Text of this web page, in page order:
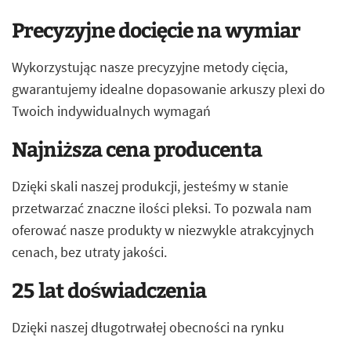
Precyzyjne docięcie na wymiar
Wykorzystując nasze precyzyjne metody cięcia,
gwarantujemy idealne dopasowanie arkuszy plexi do
Twoich indywidualnych wymagań
Najniższa cena producenta
Dzięki skali naszej produkcji, jesteśmy w stanie
przetwarzać znaczne ilości pleksi. To pozwala nam
oferować nasze produkty w niezwykle atrakcyjnych
cenach, bez utraty jakości.
25 lat doświadczenia
Dzięki naszej długotrwałej obecności na rynku